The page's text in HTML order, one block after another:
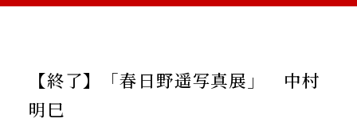
ご利用案内
【終了】「春日野遥写真展」 中村
明巳